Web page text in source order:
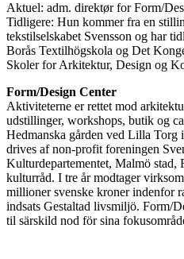
Aktuel: adm. direktør for Form/
Tidligere: Hun kommer fra en
tekstilselskabet Svensson og har
Borås Textilhögskola og Det
Skoler for Arkitektur, Design og
Form/Design Center
Aktiviteterne er rettet mod
udstillinger, workshops, butik og
Hedmanska gården ved Lilla
drives af non-profit foreningen
Kulturdepartementet, Malmö stad,
kulturråd. I tre år modtager
millioner svenske kroner indenfor
indsats Gestaltad livsmiljö. Form/
til särskild nod för sina